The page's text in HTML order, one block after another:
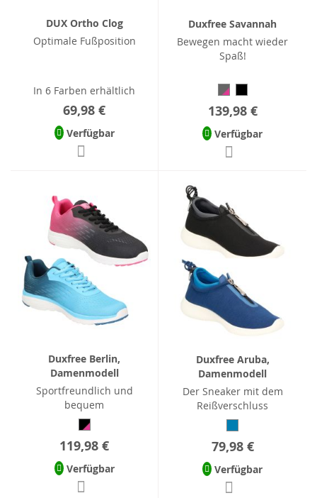
DUX Ortho Clog
Optimale Fußposition
In 6 Farben erhältlich
69,98 €
Verfügbar
Duxfree Savannah
Bewegen macht wieder
Spaß!
139,98 €
Verfügbar
Duxfree Berlin,
Damenmodell
Sportfreundlich und
bequem
119,98 €
Verfügbar
Duxfree Aruba,
Damenmodell
Der Sneaker mit dem
Reißverschluss
79,98 €
Verfügbar